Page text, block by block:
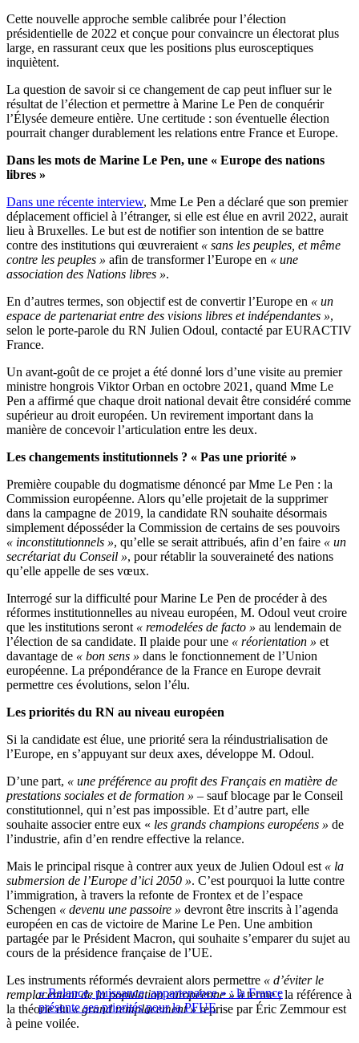
Cette nouvelle approche semble calibrée pour l’élection
présidentielle de 2022 et conçue pour convaincre un électorat plus
large, en rassurant ceux que les positions plus eurosceptiques
inquiètent.
La question de savoir si ce changement de cap peut influer sur le
résultat de l’élection et permettre à Marine Le Pen de conquérir
l’Élysée demeure entière. Une certitude : son éventuelle élection
pourrait changer durablement les relations entre France et Europe.
Dans les mots de Marine Le Pen, une « Europe des nations
libres »
Dans une récente interview, Mme Le Pen a déclaré que son premier
déplacement officiel à l’étranger, si elle est élue en avril 2022, aurait
lieu à Bruxelles. Le but est de notifier son intention de se battre
contre des institutions qui œuvreraient « sans les peuples, et même
contre les peuples » afin de transformer l’Europe en « une
association des Nations libres ».
En d’autres termes, son objectif est de convertir l’Europe en « un
espace de partenariat entre des visions libres et indépendantes »,
selon le porte-parole du RN Julien Odoul, contacté par EURACTIV
France.
Un avant-goût de ce projet a été donné lors d’une visite au premier
ministre hongrois Viktor Orban en octobre 2021, quand Mme Le
Pen a affirmé que chaque droit national devait être considéré comme
supérieur au droit européen. Un revirement important dans la
manière de concevoir l’articulation entre les deux.
Les changements institutionnels ? « Pas une priorité »
Première coupable du dogmatisme dénoncé par Mme Le Pen : la
Commission européenne. Alors qu’elle projetait de la supprimer
dans la campagne de 2019, la candidate RN souhaite désormais
simplement déposséder la Commission de certains de ses pouvoirs
« inconstitutionnels », qu’elle se serait attribués, afin d’en faire « un
secrétariat du Conseil », pour rétablir la souveraineté des nations
qu’elle appelle de ses vœux.
Interrogé sur la difficulté pour Marine Le Pen de procéder à des
réformes institutionnelles au niveau européen, M. Odoul veut croire
que les institutions seront « remodelées de facto » au lendemain de
l’élection de sa candidate. Il plaide pour une « réorientation » et
davantage de « bon sens » dans le fonctionnement de l’Union
européenne. La prépondérance de la France en Europe devrait
permettre ces évolutions, selon l’élu.
Les priorités du RN au niveau européen
Si la candidate est élue, une priorité sera la réindustrialisation de
l’Europe, en s’appuyant sur deux axes, développe M. Odoul.
D’une part, « une préférence au profit des Français en matière de
prestations sociales et de formation » – sauf blocage par le Conseil
constitutionnel, qui n’est pas impossible. Et d’autre part, elle
souhaite associer entre eux « les grands champions européens » de
l’industrie, afin d’en rendre effective la relance.
Mais le principal risque à contrer aux yeux de Julien Odoul est « la
submersion de l’Europe d’ici 2050 ». C’est pourquoi la lutte contre
l’immigration, à travers la refonte de Frontex et de l’espace
Schengen « devenu une passoire » devront être inscrits à l’agenda
européen en cas de victoire de Marine Le Pen. Une ambition
partagée par le Président Macron, qui souhaite s’emparer du sujet au
cours de la présidence française de l’UE.
« Relance, puissance, appartenance » : la France
présente ses priorités pour la PFUE
Les instruments réformés devraient alors permettre « d’éviter le
remplacement de la population européenne »à terme ; la référence à
la théorie du« grand remplacement »reprise par Éric Zemmour est
à peine voilée.